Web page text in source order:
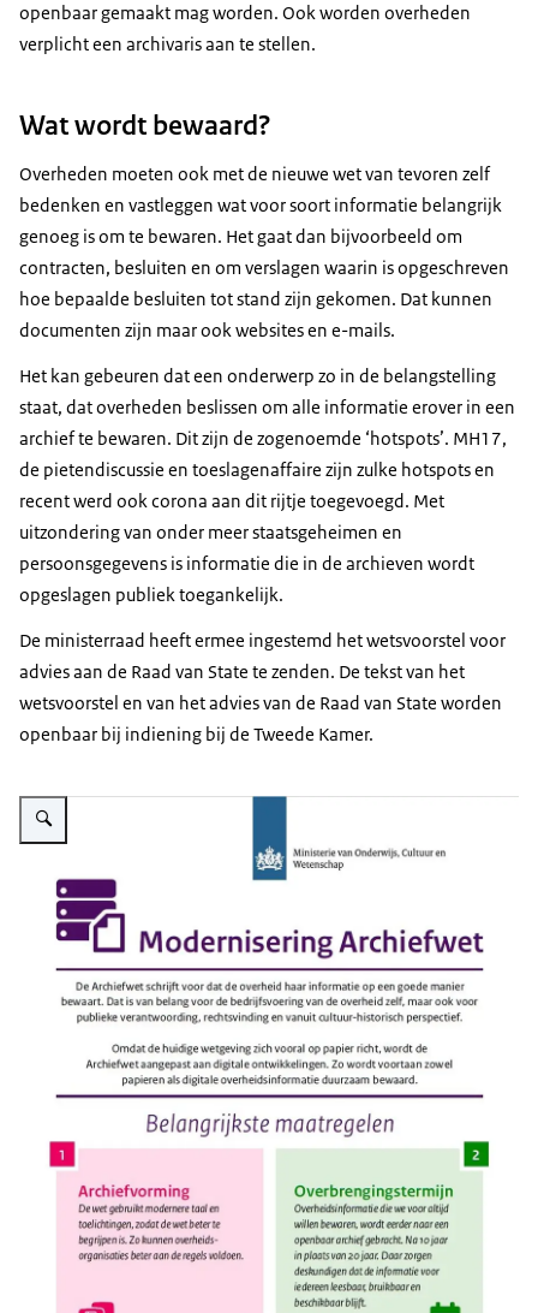
openbaar gemaakt mag worden. Ook worden overheden
verplicht een archivaris aan te stellen.
Wat wordt bewaard?
Overheden moeten ook met de nieuwe wet van tevoren zelf
bedenken en vastleggen wat voor soort informatie belangrijk
genoeg is om te bewaren. Het gaat dan bijvoorbeeld om
contracten, besluiten en om verslagen waarin is opgeschreven
hoe bepaalde besluiten tot stand zijn gekomen. Dat kunnen
documenten zijn maar ook websites en e-mails.
Het kan gebeuren dat een onderwerp zo in de belangstelling
staat, dat overheden beslissen om alle informatie erover in een
archief te bewaren. Dit zijn de zogenoemde ‘hotspots’. MH17,
de pietendiscussie en toeslagenaffaire zijn zulke hotspots en
recent werd ook corona aan dit rijtje toegevoegd. Met
uitzondering van onder meer staatsgeheimen en
persoonsgegevens is informatie die in de archieven wordt
opgeslagen publiek toegankelijk.
De ministerraad heeft ermee ingestemd het wetsvoorstel voor
advies aan de Raad van State te zenden. De tekst van het
wetsvoorstel en van het advies van de Raad van State worden
openbaar bij indiening bij de Tweede Kamer.
Vergroot afbeelding Infographic over de modernisering van de Archiefwet